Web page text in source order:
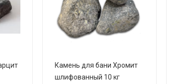
Камень для бани Хромит
шлифованный 10 кг